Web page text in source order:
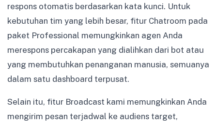
respons otomatis berdasarkan kata kunci. Untuk
kebutuhan tim yang lebih besar, fitur Chatroom pada
paket Professional memungkinkan agen Anda
merespons percakapan yang dialihkan dari bot atau
yang membutuhkan penanganan manusia, semuanya
dalam satu dashboard terpusat.
Selain itu, fitur Broadcast kami memungkinkan Anda
mengirim pesan terjadwal ke audiens target,